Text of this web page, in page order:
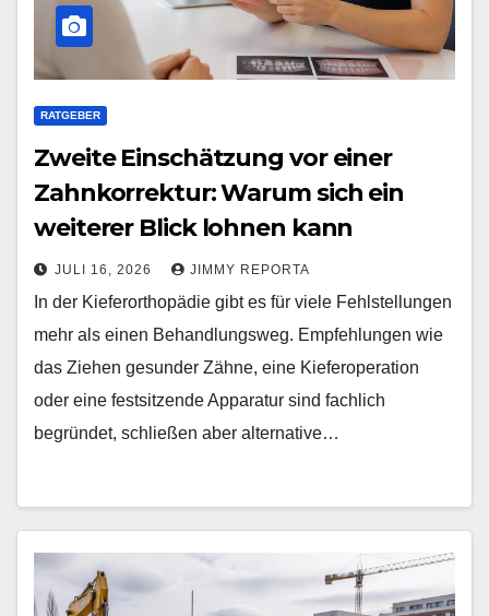
RATGEBER
Zweite Einschätzung vor einer
Zahnkorrektur: Warum sich ein
weiterer Blick lohnen kann
JULI 16, 2026 JIMMY REPORTA
In der Kieferorthopädie gibt es für viele Fehlstellungen
mehr als einen Behandlungsweg. Empfehlungen wie
das Ziehen gesunder Zähne, eine Kieferoperation
oder eine festsitzende Apparatur sind fachlich
begründet, schließen aber alternative…